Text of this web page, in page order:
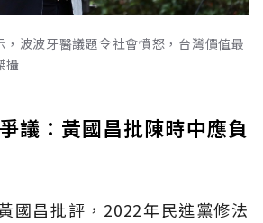
，波波牙醫議題令社會憤怒，台灣價值最
攝
議：黃國昌批陳時中應負
國昌批評，2022年民進黨修法